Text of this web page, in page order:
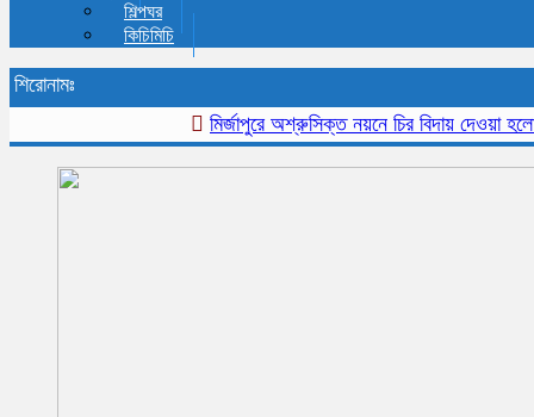
শিল্পঘর
কিচিমিচি
শিরোনামঃ
মির্জাপুরে অশ্রুসিক্ত নয়নে চির বিদায় দেওয়া হলো